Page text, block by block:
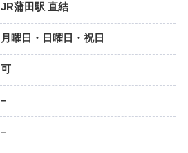
JR蒲田駅 直結
月曜日・日曜日・祝日
可
–
–